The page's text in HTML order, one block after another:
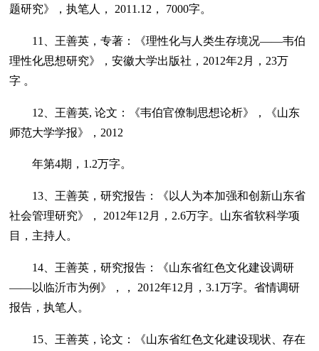
题研究》，执笔人， 2011.12， 7000字。
11、王善英，专著：《理性化与人类生存境况——韦伯
理性化思想研究》，安徽大学出版社，2012年2月，23万
字 。
12、王善英, 论文：《韦伯官僚制思想论析》，《山东
师范大学学报》，2012
年第4期，1.2万字。
13、王善英，研究报告：《以人为本加强和创新山东省
社会管理研究》， 2012年12月，2.6万字。山东省软科学项
目，主持人。
14、王善英，研究报告：《山东省红色文化建设调研
——以临沂市为例》，， 2012年12月，3.1万字。省情调研
报告，执笔人。
15、王善英，论文：《山东省红色文化建设现状、存在